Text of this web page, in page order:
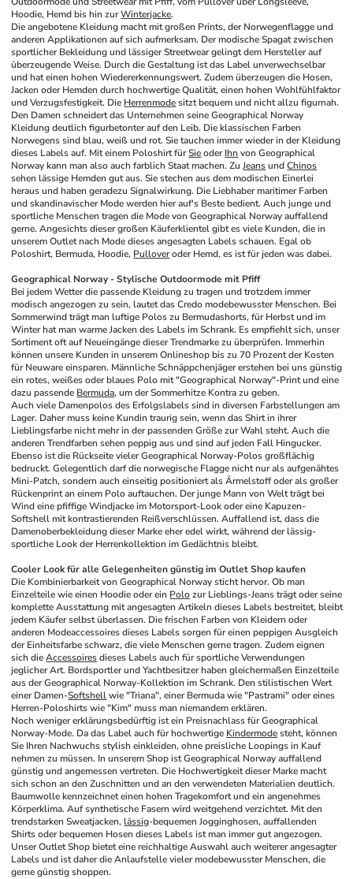
Hoodie, Hemd bis hin zur Winterjacke.
Die angebotene Kleidung macht mit großen Prints, der Norwegenflagge und
anderen Applikationen auf sich aufmerksam. Der modische Spagat zwischen
sportlicher Bekleidung und lässiger Streetwear gelingt dem Hersteller auf
überzeugende Weise. Durch die Gestaltung ist das Label unverwechselbar
und hat einen hohen Wiedererkennungswert. Zudem überzeugen die Hosen,
Jacken oder Hemden durch hochwertige Qualität, einen hohen Wohlfühlfaktor
und Verzugsfestigkeit. Die Herrenmode sitzt bequem und nicht allzu figurnah.
Den Damen schneidert das Unternehmen seine Geographical Norway
Kleidung deutlich figurbetonter auf den Leib. Die klassischen Farben
Norwegens sind blau, weiß und rot. Sie tauchen immer wieder in der Kleidung
dieses Labels auf. Mit einem Poloshirt für Sie oder Ihn von Geographical
Norway kann man also auch farblich Staat machen. Zu Jeans und Chinos
sehen lässige Hemden gut aus. Sie stechen aus dem modischen Einerlei
heraus und haben geradezu Signalwirkung. Die Liebhaber maritimer Farben
und skandinavischer Mode werden hier auf's Beste bedient. Auch junge und
sportliche Menschen tragen die Mode von Geographical Norway auffallend
gerne. Angesichts dieser großen Käuferklientel gibt es viele Kunden, die in
unserem Outlet nach Mode dieses angesagten Labels schauen. Egal ob
Poloshirt, Bermuda, Hoodie, Pullover oder Hemd, es ist für jeden was dabei.
Geographical Norway - Stylische Outdoormode mit Pfiff
Bei jedem Wetter die passende Kleidung zu tragen und trotzdem immer
modisch angezogen zu sein, lautet das Credo modebewusster Menschen. Bei
Sommerwind trägt man luftige Polos zu Bermudashorts, für Herbst und im
Winter hat man warme Jacken des Labels im Schrank. Es empfiehlt sich, unser
Sortiment oft auf Neueingänge dieser Trendmarke zu überprüfen. Immerhin
können unsere Kunden in unserem Onlineshop bis zu 70 Prozent der Kosten
für Neuware einsparen. Männliche Schnäppchenjäger erstehen bei uns günstig
ein rotes, weißes oder blaues Polo mit "Geographical Norway"-Print und eine
dazu passende Bermuda, um der Sommerhitze Kontra zu geben.
Auch viele Damenpolos des Erfolgslabels sind in diversen Farbstellungen am
Lager. Daher muss keine Kundin traurig sein, wenn das Shirt in ihrer
Lieblingsfarbe nicht mehr in der passenden Größe zur Wahl steht. Auch die
anderen Trendfarben sehen peppig aus und sind auf jeden Fall Hingucker.
Ebenso ist die Rückseite vieler Geographical Norway-Polos großflächig
bedruckt. Gelegentlich darf die norwegische Flagge nicht nur als aufgenähtes
Mini-Patch, sondern auch einseitig positioniert als Ärmelstoff oder als großer
Rückenprint an einem Polo auftauchen. Der junge Mann von Welt trägt bei
Wind eine pfiffige Windjacke im Motorsport-Look oder eine Kapuzen-
Softshell mit kontrastierenden Reißverschlüssen. Auffallend ist, dass die
Damenoberbekleidung dieser Marke eher edel wirkt, während der lässig-
sportliche Look der Herrenkollektion im Gedächtnis bleibt.
Cooler Look für alle Gelegenheiten günstig im Outlet Shop kaufen
Die Kombinierbarkeit von Geographical Norway sticht hervor. Ob man
Einzelteile wie einen Hoodie oder ein Polo zur Lieblings-Jeans trägt oder seine
komplette Ausstattung mit angesagten Artikeln dieses Labels bestreitet, bleibt
jedem Käufer selbst überlassen. Die frischen Farben von Kleidern oder
anderen Modeaccessoires dieses Labels sorgen für einen peppigen Ausgleich
der Einheitsfarbe schwarz, die viele Menschen gerne tragen. Zudem eignen
sich die Accessoires dieses Labels auch für sportliche Verwendungen
jeglicher Art. Bordsportler und Yachtbesitzer haben gleichermaßen Einzelteile
aus der Geographical Norway-Kollektion im Schrank. Den stilistischen Wert
einer Damen-Softshell wie "Triana", einer Bermuda wie "Pastrami" oder eines
Herren-Poloshirts wie "Kim" muss man niemandem erklären.
Noch weniger erklärungsbedürftig ist ein Preisnachlass für Geographical
Norway-Mode. Da das Label auch für hochwertige Kindermode steht, können
Sie Ihren Nachwuchs stylish einkleiden, ohne preisliche Loopings in Kauf
nehmen zu müssen. In unserem Shop ist Geographical Norway auffallend
günstig und angemessen vertreten. Die Hochwertigkeit dieser Marke macht
sich schon an den Zuschnitten und an den verwendeten Materialien deutlich.
Baumwolle kennzeichnet einen hohen Tragekomfort und ein angenehmes
Körperklima. Auf synthetische Fasern wird weitgehend verzichtet. Mit den
trendstarken Sweatjacken, lässig-bequemen Jogginghosen, auffallenden
Shirts oder bequemen Hosen dieses Labels ist man immer gut angezogen.
Unser Outlet Shop bietet eine reichhaltige Auswahl auch weiterer angesagter
Labels und ist daher die Anlaufstelle vieler modebewusster Menschen, die
gerne günstig shoppen.